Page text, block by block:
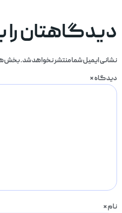
دیدگاهتان را
نشانی ایمیل شما منتشر نخواهد شد.
دیدگاه*
نام*